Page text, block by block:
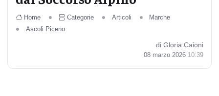
Home Categorie Articoli
Marche
Ascoli Piceno
di Gloria Caioni
08 marzo 2026 10:39